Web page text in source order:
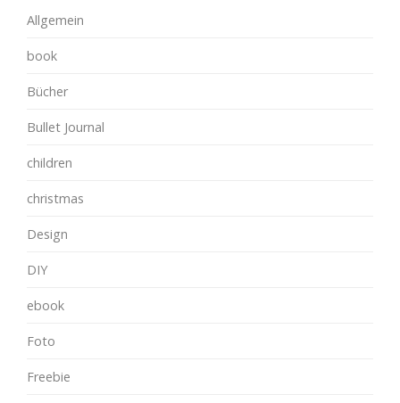
Allgemein
book
Bücher
Bullet Journal
children
christmas
Design
DIY
ebook
Foto
Freebie